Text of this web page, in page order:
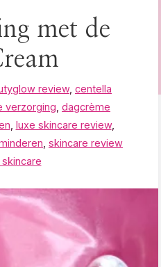
met de
review, centella
verzorging dagcrème
luxe skincare review,
skincare review